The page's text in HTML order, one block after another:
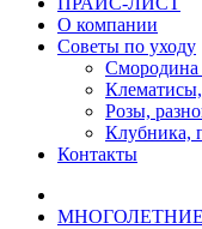
О компании
Советы по уходу
Смородина
Розы,
Клубника,
Контакты